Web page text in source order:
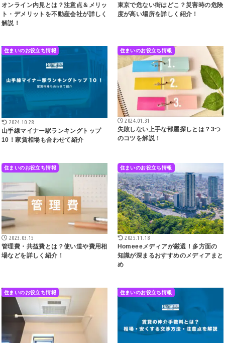
オンライン内見とは？注意点＆メリッ
ト・デメリットを不動産会社が詳しく
解説！
東京で危ない街はどこ？災害時の危険
度が高い場所を詳しく紹介！
住まいのお役立ち情報
2024.10.28
山手線マイナー駅ランキングトップ
10！家賃相場も合わせて紹介
住まいのお役立ち情報
2024.01.31
失敗しない上手な部屋探しとは？3つ
のコツを解説！
住まいのお役立ち情報
2023.03.15
管理費・共益費とは？使い道や費用相
場などを詳しく紹介！
住まいのお役立ち情報
2025.11.18
Homeeeメディアが厳選！多方面の
知識が深まるおすすめのメディアまと
め
住まいのお役立ち情報 住まいのお役立ち情報